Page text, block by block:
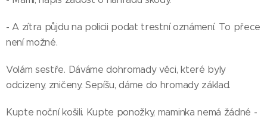
- A zítra půjdu na policii podat trestní oznámení. To přece
není možné.
Volám sestře. Dáváme dohromady věci, které byly
odcizeny, zničeny. Sepíšu, dáme do hromady základ.
Kupte noční košili. Kupte ponožky, maminka nemá žádné -